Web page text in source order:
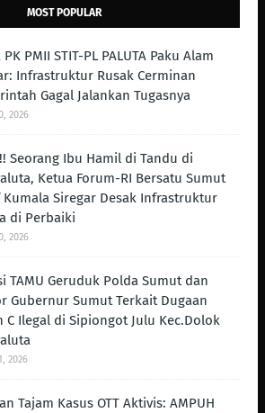
MOST POPULAR
PMII STIT-PL PALUTA Paku Alam
Infrastruktur Rusak Cerminan
Gagal Jalankan Tugasnya
2026
Seorang Ibu Hamil di Tandu di
Ketua Forum-RI Bersatu Sumut
Kumala Siregar Desak Infrastruktur
di Perbaiki
2026
TAMU Geruduk Polda Sumut dan
Gubernur Sumut Terkait Dugaan
C Ilegal di Sipiongot Julu Kec.Dolok
2026
Tajam Kasus OTT Aktivis: AMPUH